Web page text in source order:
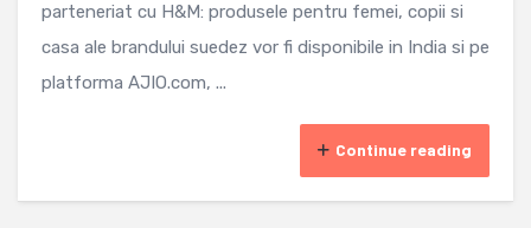
parteneriat cu H&M: produsele pentru femei, copii si
casa ale brandului suedez vor fi disponibile in India si pe
platforma AJIO.com, ...
Continue reading